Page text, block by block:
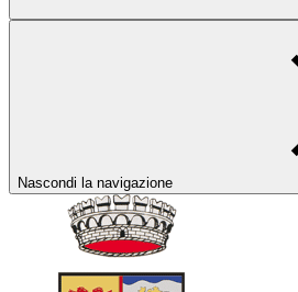
Nascondi la navigazione